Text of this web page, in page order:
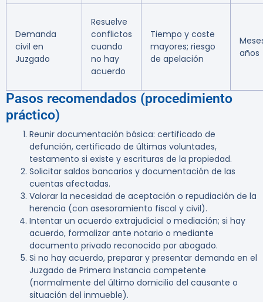
Demanda
civil en
Juzgado
Resuelve
conflictos
cuando
no hay
acuerdo
Tiempo y coste
mayores; riesgo
de apelación
años
Pasos recomendados (procedimiento
práctico)
Reunir documentación básica: certificado de
defunción, certificado de últimas voluntades,
testamento si existe y escrituras de la propiedad.
Solicitar saldos bancarios y documentación de las
cuentas afectadas.
Valorar la necesidad de aceptación o repudiación de la
herencia (con asesoramiento fiscal y civil).
Intentar un acuerdo extrajudicial o mediación; si hay
acuerdo, formalizar ante notario o mediante
documento privado reconocido por abogado.
Si no hay acuerdo, preparar y presentar demanda en el
Juzgado de Primera Instancia competente
(normalmente del último domicilio del causante o
situación del inmueble).